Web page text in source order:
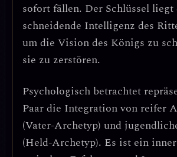
sofort fällen. Der Schlüssel
schneidende Intelligenz des
um die Vision des Königs zu
sie zu zerstören.
Psychologisch betrachtet
Paar die Integration von reifer
(Vater-Archetyp) und
(Held-Archetyp). Es ist ein